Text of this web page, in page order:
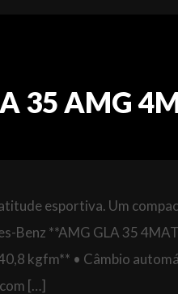
35 AMG
esportiva. Um
Benz **AMG GLA 35
kgfm** • Câmbio
[…]